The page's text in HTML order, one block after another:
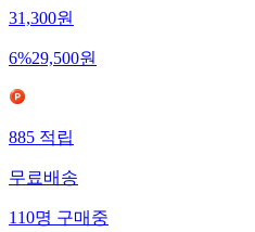
31,300원
6%29,500원
885적립
무료배송
110명구매중